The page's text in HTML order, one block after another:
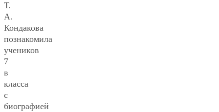
Т.
А.
Кондакова
познакомила
учеников
7
в
класса
с
биографией